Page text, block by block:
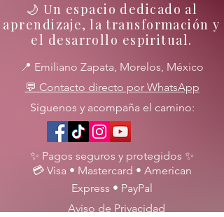
🌙 Un espacio dedicado al
aprendizaje, la transformación y
el desarrollo espiritual.
📍 Emiliano Zapata, Morelos, México
💬 Contacto directo por WhatsApp
Síguenos y acompaña el camino:
✨ Pagos seguros y protegidos ✨
💳 Visa • Mastercard • American
Express • PayPal
Aviso de Privacidad